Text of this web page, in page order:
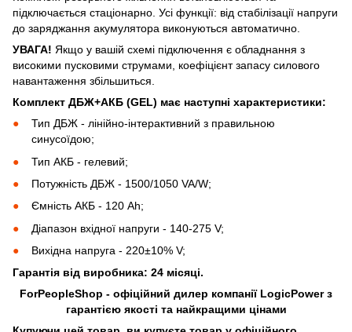
підключається стаціонарно. Усі функції: від стабілізації напруги
до заряджання акумулятора виконуються автоматично.
УВАГА! Якщо у вашій схемі підключення є обладнання з
високими пусковими струмами, коефіцієнт запасу силового
навантаження збільшиться.
Комплект ДБЖ+АКБ (GEL) має наступні характеристики:
Тип ДБЖ - лінійно-інтерактивний з правильною
синусоїдою;
Тип АКБ - гелевий;
Потужність ДБЖ - 1500/1050 VA/W;
Ємність АКБ - 120 Ah;
Діапазон вхідної напруги - 140-275 V;
Вихідна напруга - 220±10% V;
Гарантія від виробника: 24 місяці.
ForPeopleShop - офіційний дилер компанії LogicPower з
гарантією якості та найкращими цінами